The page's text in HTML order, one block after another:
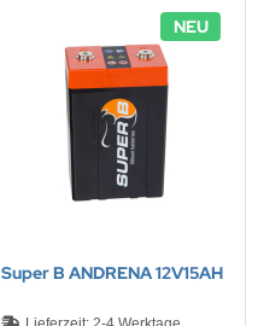
NEU
Super B ANDRENA 12V15AH